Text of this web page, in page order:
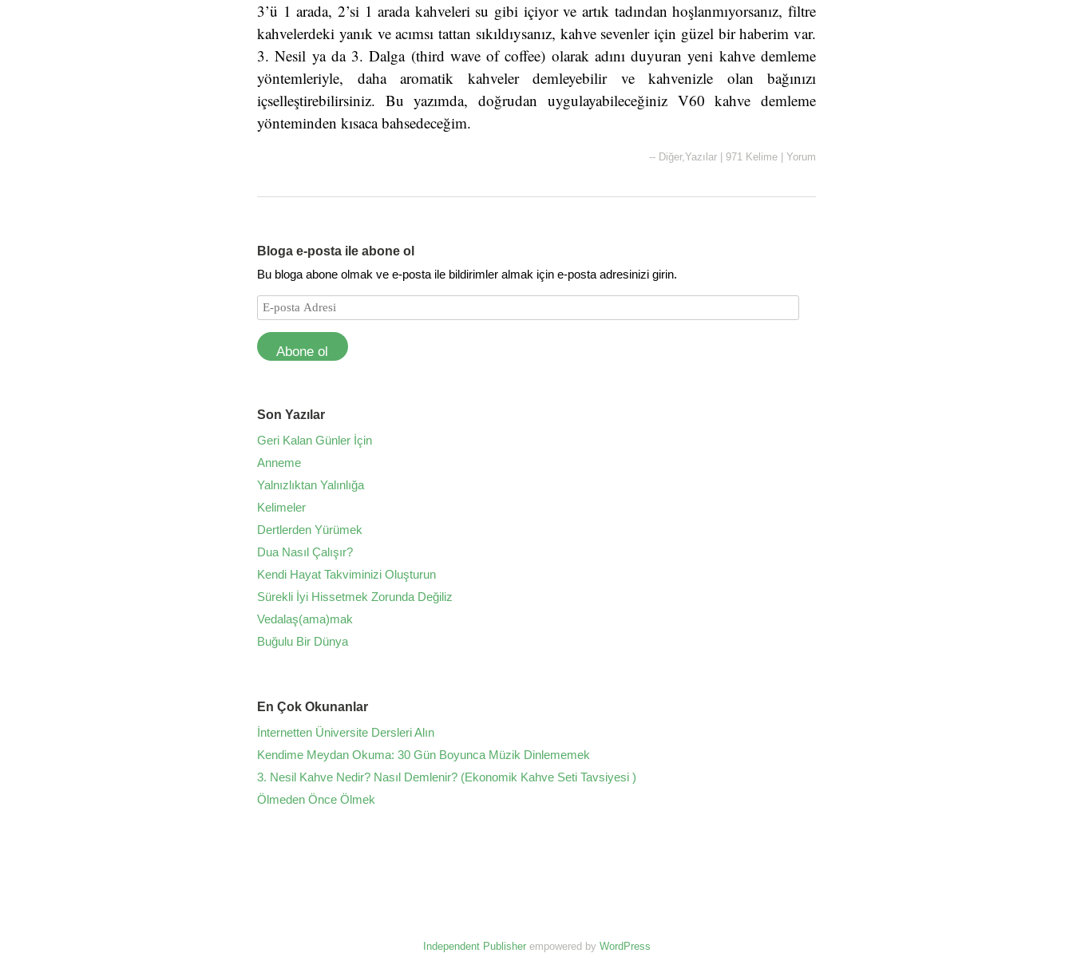
3’ü 1 arada, 2’si 1 arada kahveleri su gibi içiyor ve artık tadından hoşlanmıyorsanız, filtre
kahvelerdeki yanık ve acımsı tattan sıkıldıysanız, kahve sevenler için güzel bir haberim var.
3. Nesil ya da 3. Dalga (third wave of coffee) olarak adını duyuran yeni kahve demleme
yöntemleriyle, daha aromatik kahveler demleyebilir ve kahvenizle olan bağınızı
içselleştirebilirsiniz. Bu yazımda, doğrudan uygulayabileceğiniz V60 kahve demleme
yönteminden kısaca bahsedeceğim.
-- Diğer,Yazılar 971 Kelime Yorum
Bloga e-posta ile abone ol
Bu bloga abone olmak ve e-posta ile bildirimler almak için e-posta adresinizi girin.
Abone ol
Son Yazılar
Geri Kalan Günler İçin
Anneme
Yalnızlıktan Yalınlığa
Kelimeler
Dertlerden Yürümek
Dua Nasıl Çalışır?
Kendi Hayat Takviminizi Oluşturun
Sürekli İyi Hissetmek Zorunda Değiliz
Vedalaş(ama)mak
Buğulu Bir Dünya
En Çok Okunanlar
İnternetten Üniversite Dersleri Alın
Kendime Meydan Okuma: 30 Gün Boyunca Müzik Dinlememek
3. Nesil Kahve Nedir? Nasıl Demlenir? (Ekonomik Kahve Seti Tavsiyesi )
Ölmeden Önce Ölmek
Independent Publisherempowered by WordPress